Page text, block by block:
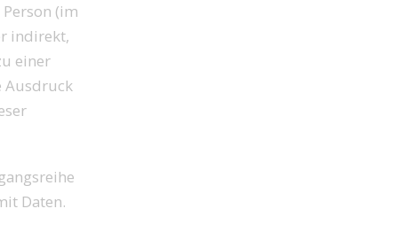
(im
indirekt,
einer
Ausdruck
Daten.